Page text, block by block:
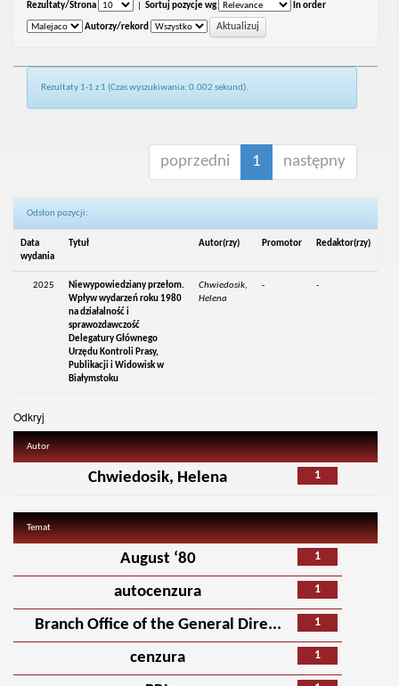
Rezultaty/Strona Sortuj pozycje wg In order
Autorzy/rekord
Rezultaty 1-1 z 1 (Czas wyszukiwania: 0.002 sekund).
poprzedni 1 następny
Odsłon pozycji:
Data
wydania
Tytuł Autor(rzy) Promotor Redaktor(rzy)
2025
Niewypowiedziany przełom.
Wpływ wydarzeń roku 1980
na działalność i
sprawozdawczość
Delegatury Głównego
Urzędu Kontroli Prasy,
Publikacji i Widowisk w
Białymstoku
Chwiedosik,
Helena
- -
Odkryj
Autor
1
Chwiedosik, Helena
Temat
1
August ‘80
1
autocenzura
1
Branch Office of the General Dire...
1
cenzura